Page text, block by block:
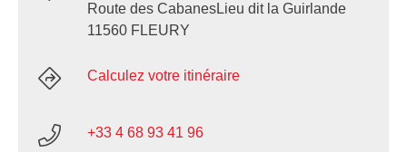
Route des CabanesLieu dit la Guirlande
11560 FLEURY
Calculez votre itinéraire
+33 4 68 93 41 96